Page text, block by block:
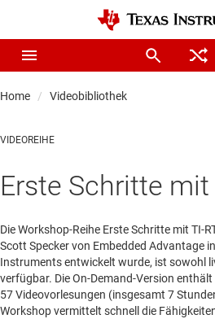
Home Videobibliothek
VIDEOREIHE
Erste Schritte mit
Die Workshop-Reihe Erste Schritte mit TI-
Scott Specker von Embedded Advantage
Instruments entwickelt wurde, ist sowohl
verfügbar. Die On-Demand-Version
57 Videovorlesungen (insgesamt 7
Workshop vermittelt schnell die